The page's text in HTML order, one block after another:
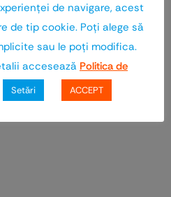
de navigare, acest
de tip cookie. Poţi alege să
sau le poţi modifica.
accesează Politica de
Setări ACCEPT